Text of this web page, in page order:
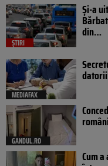
ȘTIRI
Și-a
din…
MEDIAFAX
GANDUL.RO
Cum